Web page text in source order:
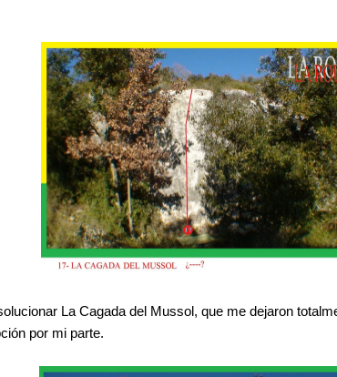
La Cagada del Mussol, que me dejaron
por mi parte.